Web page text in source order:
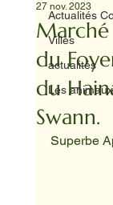
Actualités
Villes
actualités
Les animaux
du
du
Swann.
27 nov. 2023
Superbe